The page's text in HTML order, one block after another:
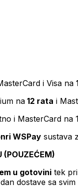
i Visa na
na 12 rata i
i MasterCard na
WSPay sustava
(POUZEĆEM)
u gotovini tek
dostave sa svim